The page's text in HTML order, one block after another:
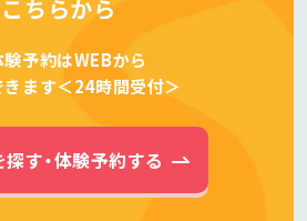
こちらから
予約はWEBから
ます＜24時間受付＞
す・体験予約する